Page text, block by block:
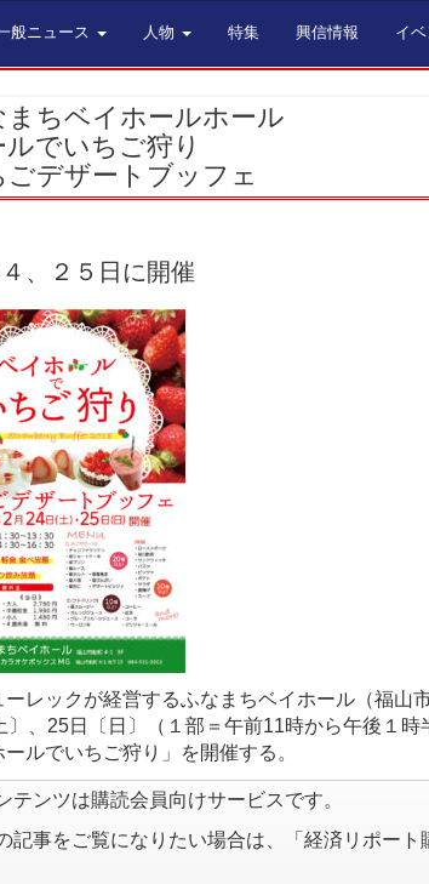
般ニュース 人物 特集 興信情報 イ
まちベイホールホール
ルでいちご狩り
ごデザートブッフェ
、２５日に開催
レックが経営するふなまちベイホール（福
〕、25日〔日〕（１部＝午前11時から午後１
ールでいちご狩り」を開催する。
テンツは購読会員向けサービスです。
記事をご覧になりたい場合は、「経済リポー